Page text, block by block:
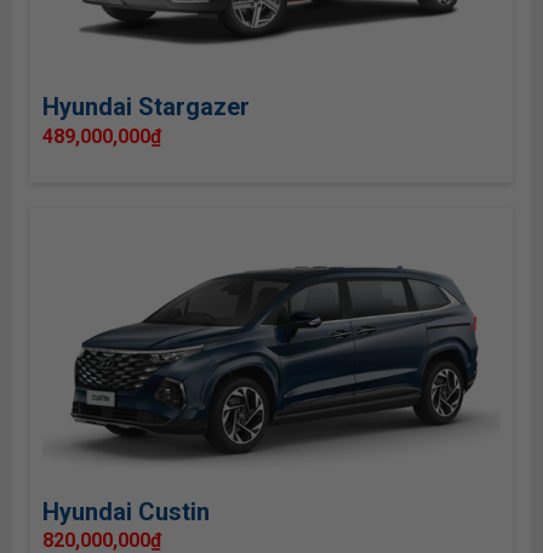
Hyundai Stargazer
489,000,000₫
Hyundai Custin
820,000,000₫